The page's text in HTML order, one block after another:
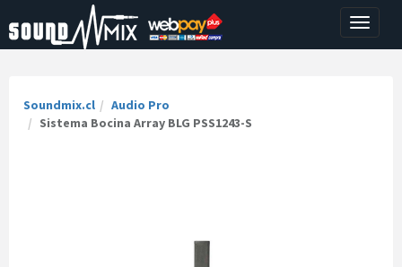
Toggle
Soundmix.cl
Audio Pro
Sistema Bocina Array BLG PSS1243-S